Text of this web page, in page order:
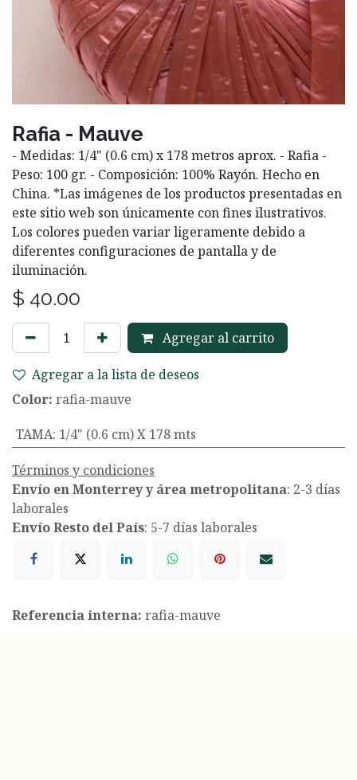
Rafia - Mauve
- Medidas: 1/4" (0.6 cm) x 178 metros aprox. - Rafia -
Peso: 100 gr. - Composición: 100% Rayón. Hecho en
China. *Las imágenes de los productos presentadas en
este sitio web son únicamente con fines ilustrativos.
Los colores pueden variar ligeramente debido a
diferentes configuraciones de pantalla y de
iluminación.
$ 40.00
Agregar al carrito
Agregar a la lista de deseos
Color: rafia-mauve
TAMA: 1/4" (0.6 cm) X 178 mts
Términos y condiciones
Envío en Monterrey y área metropolitana: 2-3 días
laborales
Envío Resto del País: 5-7 días laborales
Referencia interna: rafia-mauve